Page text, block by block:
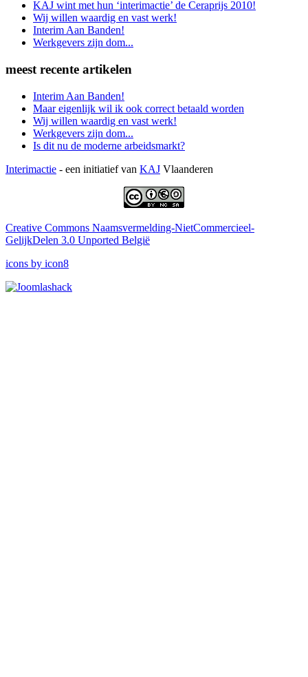
KAJ wint met hun ‘interimactie’ de Ceraprijs 2010!
Wij willen waardig en vast werk!
Interim Aan Banden!
Werkgevers zijn dom...
meest recente artikelen
Interim Aan Banden!
Maar eigenlijk wil ik ook correct betaald worden
Wij willen waardig en vast werk!
Werkgevers zijn dom...
Is dit nu de moderne arbeidsmarkt?
Interimactie - een initiatief van KAJ Vlaanderen
Creative Commons Naamsvermelding-NietCommercieel-
GelijkDelen 3.0 Unported België
icons by icon8